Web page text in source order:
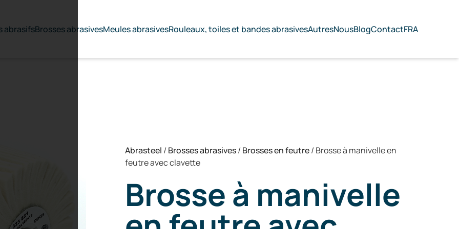
abrasifsBrosses abrasivesMeules abrasivesRouleaux, toiles et bandes abrasivesAutresNousBlogContactFRA
Abrasteel / Brosses abrasives/ Brosses en feutre/ Brosse à manivelle en
feutre avec clavette
Brosse à manivelle